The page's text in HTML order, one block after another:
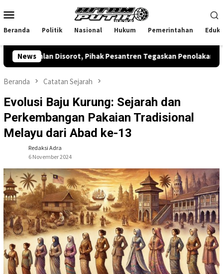
ke
Mobile
Beranda Politik Nasional Hukum Pemerintahan
News
Disorot, Pihak Pesantren Tegaskan Penolakan
Beranda Catatan Sejarah
Evolusi Baju Kurung: Sejarah dan
Perkembangan Pakaian Tradisional
Melayu dari Abad ke-13
Redaksi Adra
6 November 2024